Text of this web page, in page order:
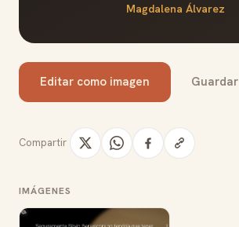
Magdalena Álvarez
Editar como imagen Guardar
Compartir
IMÁGENES